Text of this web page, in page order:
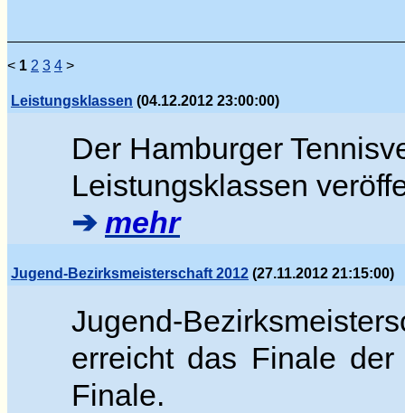
< 1 2 3 4 >
Leistungsklassen (04.12.2012 23:00:00)
Der Hamburger
Leistungsklassen
➔ mehr
Jugend-Bezirksmeisterschaft 2012 (27.11.2012 21:15:00)
Jugend-
erreicht das Finale
Finale.